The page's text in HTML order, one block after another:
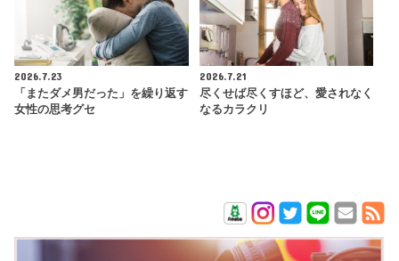
2026.7.23
「またダメ男だった」を繰り返す
女性の思考グセ
2026.7.21
尽くせば尽くすほど、愛されなく
なるカラクリ